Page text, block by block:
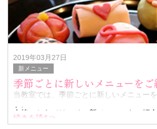
2019年03月27日
新メニュー
季節ごとに新しいメニューをご
当教室では、季節ごとに新しいメニュー
今後こちらでは、その新メニューをご紹
続きを読む>